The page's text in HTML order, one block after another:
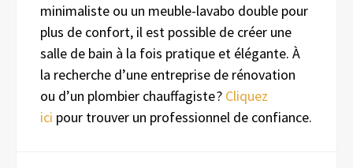
minimaliste ou un meuble-lavabo double pour
plus de confort, il est possible de créer une
salle de bain à la fois pratique et élégante. À
la recherche d’une entreprise de rénovation
ou d’un plombier chauffagiste ? Cliquez
ici pour trouver un professionnel de confiance.